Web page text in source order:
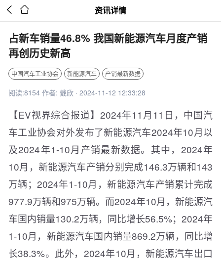
  资讯详情
占新车销量46.8% 我国新能源汽车月度产销
再创历史新高
中国汽车工业协会 新能源汽车 产销最新数据
阅读:8154 作者: 戴欣 · 2024-11-12 12:33:28
【EV视界综合报道】2024年11月11日，中国汽
车工业协会对外发布了新能源汽车2024年10月以
及2024年1-10月产销最新数据。其中，2024年
10月，新能源汽车产销分别完成146.3万辆和143
万辆；2024年1-10月，新能源汽车产销累计完成
977.9万辆和975万辆。而2024年10月，新能源汽
车国内销量130.2万辆，同比增长56.5%；2024年
1-10月，新能源汽车国内销量869.2万辆，同比增
长38.3%。此外，2024年10月，新能源汽车出口